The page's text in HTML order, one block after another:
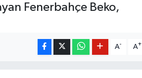
Fenerbahçe Beko,
A- A+